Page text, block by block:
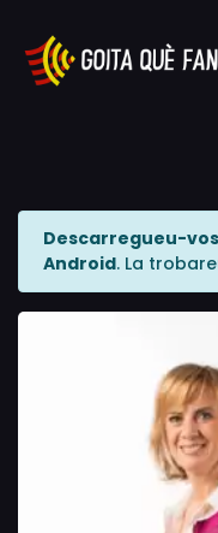
Descarregueu-
Android. La